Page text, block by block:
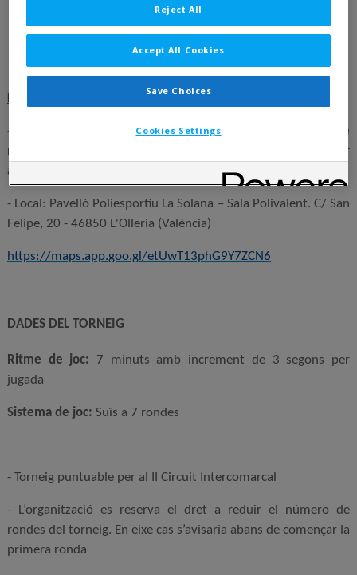
- Data: El torneig començarà a les 10 h del diumenge
26 de
maig de 2024.
S’haurà d’estar a les 9:30 per confirmar
assistència.
- Local: Pavelló Poliesportiu La Solana – Sala Polivalent. C/ San
Felipe, 20 - 46850 L'Olleria (València)
https://maps.app.goo.gl/etUwT13phG9Y7ZCN6
DADES DEL TORNEIG
Ritme de joc: 7 minuts amb increment de 3 segons per
jugada
Sistema de joc: Suïs a 7 rondes
- Torneig puntuable per al II Circuit Intercomarcal
- L’organització es reserva el dret a reduir el número de
rondes del torneig. En eixe cas s’avisaria abans de començar la
primera ronda
Reject All
Accept All Cookies
Save Choices
Cookies Settings